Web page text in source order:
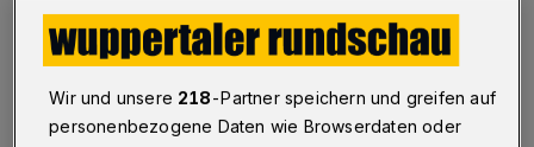
Gutes Leben in Remscheid,
Solingen und Wuppertal
Wuppertal·Wie kann das Gute Leben auf einer
Wir und unsere 218-Partner speichern und greifen auf
personenbezogene Daten wie Browserdaten oder